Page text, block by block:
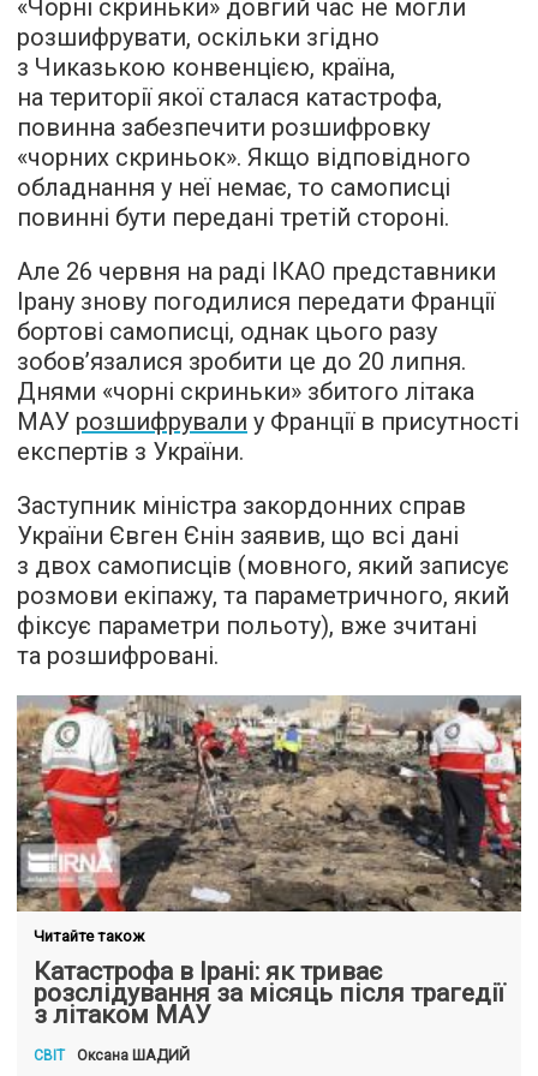
«Чорні скриньки» довгий час не могли
розшифрувати, оскільки згідно
з Чиказькою конвенцією, країна,
на території якої сталася катастрофа,
повинна забезпечити розшифровку
«чорних скриньок». Якщо відповідного
обладнання у неї немає, то самописці
повинні бути передані третій стороні.
Але 26 червня на раді ІКАО представники
Ірану знову погодилися передати Франції
бортові самописці, однак цього разу
зобов’язалися зробити це до 20 липня.
Днями «чорні скриньки» збитого літака
МАУ розшифрували у Франції в присутності
експертів з України.
Заступник міністра закордонних справ
України Євген Єнін заявив, що всі дані
з двох самописців (мовного, який записує
розмови екіпажу, та параметричного, який
фіксує параметри польоту), вже зчитані
та розшифровані.
Читайте також
Катастрофа в Ірані: як триває
розслідування за місяць після трагедії
з літаком МАУ
СВІТ Оксана ШАДИЙ